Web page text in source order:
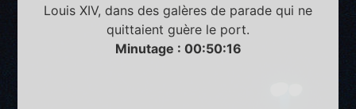
Louis XIV, dans des galères de parade qui ne
quittaient guère le port.
Minutage : 00:50:16